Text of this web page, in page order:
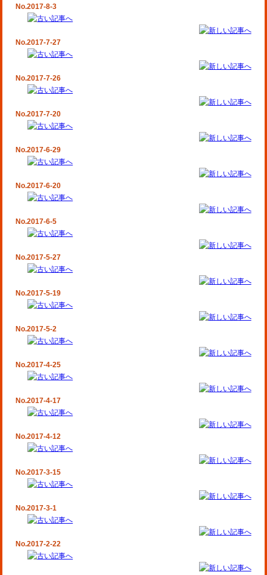
No.2017-8-3
No.2017-7-27
No.2017-7-26
No.2017-7-20
No.2017-6-29
No.2017-6-20
No.2017-6-5
No.2017-5-27
No.2017-5-19
No.2017-5-2
No.2017-4-25
No.2017-4-17
No.2017-4-12
No.2017-3-15
No.2017-3-1
No.2017-2-22